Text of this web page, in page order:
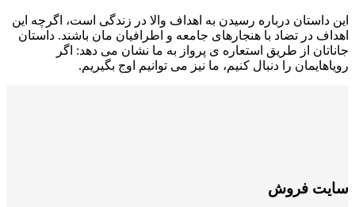
این داستان درباره رسیدن به اهداف والا در زندگی است، اگرچه این
اهداف در تضاد با هنجارهای جامعه و اطرافیان مان باشند. داستان
جاناتان از طریق استعاره ی پرواز به ما نشان می دهد: اگر
رویاهایمان را دنبال کنیم، ما نیز می توانیم اوج بگیریم.
سایت فروش